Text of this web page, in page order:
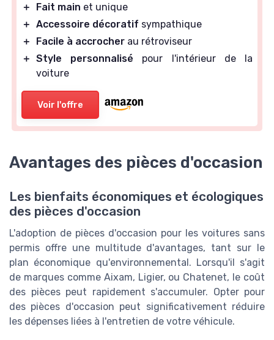
＋ Fait main et unique
＋ Accessoire décoratif sympathique
＋
Facile à accrocher au rétroviseur
＋ Style personnalisé pour l'intérieur de la
voiture
Voir l'offre
Avantages des pièces d'occasion
Les bienfaits économiques et écologiques
des pièces d'occasion
L'adoption de pièces d'occasion pour les voitures sans
permis offre une multitude d'avantages, tant sur le
plan économique qu'environnemental. Lorsqu'il s'agit
de marques comme Aixam, Ligier, ou Chatenet, le coût
des pièces peut rapidement s'accumuler. Opter pour
des pièces d'occasion peut significativement réduire
les dépenses liées à l'entretien de votre véhicule.